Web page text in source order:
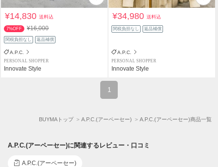
¥14,830送料込
7%OFF ¥16,000
関税負担なし 返品補償
A.P.C.
PERSONAL SHOPPER
Innovate Style
¥34,980送料込
関税負担なし 返品補償
A.P.C.
PERSONAL SHOPPER
Innovate Style
1
BUYMAトップ A.P.C.(アーペーセー) A.P.C.(アーペーセー)商品一覧
A.P.C.(アーペーセー)に関連するレビュー・口コミ
A.P.C.(アーペーセー)